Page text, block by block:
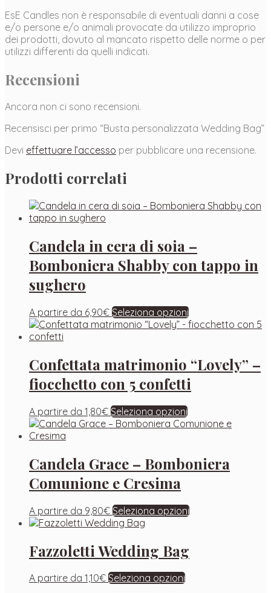
EsE Candles non è responsabile di eventuali danni a cose
e/o persone e/o animali provocate da utilizzo improprio
dei prodotti, dovuto al mancato rispetto delle norme o per
utilizzi differenti da quelli indicati.
Recensioni
Ancora non ci sono recensioni.
Recensisci per primo “Busta personalizzata Wedding Bag”
Devi effettuare l’accesso per pubblicare una recensione.
Prodotti correlati
Candela in cera di soia –
Bomboniera Shabby con tappo in
sughero
A partire da 6,90€ Seleziona opzioni
Confettata matrimonio “Lovely” –
fiocchetto con 5 confetti
A partire da 1,80€ Seleziona opzioni
Candela Grace – Bomboniera
Comunione e Cresima
A partire da 9,80€ Seleziona opzioni
Fazzoletti Wedding Bag
A partire da 1,10€ Seleziona opzioni